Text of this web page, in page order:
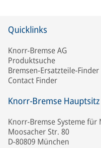
Quicklinks
Knorr-Bremse AG
Produktsuche
Bremsen-Ersatzteile-Finder
Contact Finder
Knorr-Bremse Hauptsitz
Knorr-Bremse Systeme
Moosacher Str. 80
D-80809 München